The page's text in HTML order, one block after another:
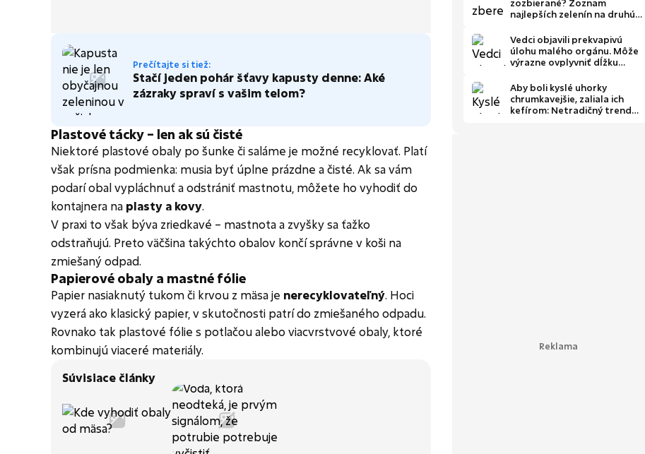
Prečítajte si tiež:
Stačí jeden pohár šťavy kapusty denne: Aké
zázraky spraví s vašim telom?
Plastové tácky – len ak sú čisté
Niektoré plastové obaly po šunke či saláme je možné recyklovať. Platí
však prísna podmienka: musia byť úplne prázdne a čisté. Ak sa vám
podarí obal vypláchnuť a odstrániť mastnotu, môžete ho vyhodiť do
kontajnera na plasty a kovy.
V praxi to však býva zriedkavé – mastnota a zvyšky sa ťažko
odstraňujú. Preto väčšina takýchto obalov končí správne v koši na
zmiešaný odpad.
Papierové obaly a mastné fólie
Papier nasiaknutý tukom či krvou z mäsa je nerecyklovateľný. Hoci
vyzerá ako klasický papier, v skutočnosti patrí do zmiešaného odpadu.
Rovnako tak plastové fólie s potlačou alebo viacvrstvové obaly, ktoré
kombinujú viaceré materiály.
Súvisiace články
zozbierané? Zoznam
najlepších zelenín na druhú
Vedci objavili prekvapivú
úlohu malého orgánu. Môže
výrazne ovplyvniť dĺžku
Aby boli kyslé uhorky
chrumkavejšie, zaliala ich
kefírom: Netradičný trend